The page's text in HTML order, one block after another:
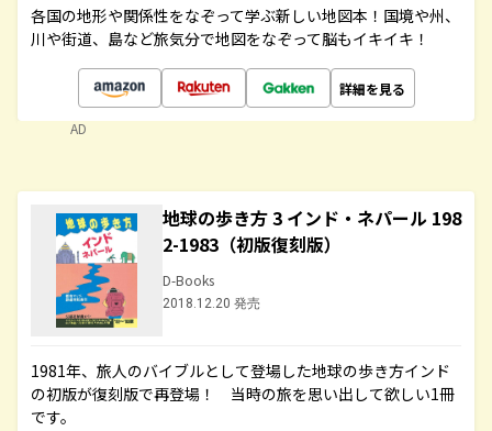
各国の地形や関係性をなぞって学ぶ新しい地図本！国境や州、
川や街道、島など旅気分で地図をなぞって脳もイキイキ！
詳細を見る
AD
地球の歩き方 3 インド・ネパール 198
2-1983（初版復刻版）
D-Books
2018.12.20 発売
1981年、旅人のバイブルとして登場した地球の歩き方インド
の初版が復刻版で再登場！ 当時の旅を思い出して欲しい1冊
です。